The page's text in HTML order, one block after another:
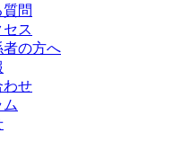
質問
ス
者の方へ
わせ
ム